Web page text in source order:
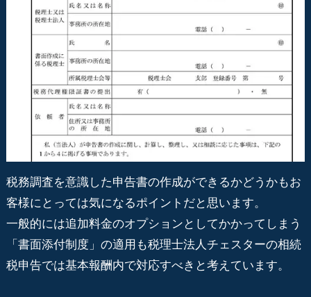
税務調査を意識した申告書の作成ができるかどうかもお
客様にとっては気になるポイントだと思います。
一般的には追加料金のオプションとしてかかってしまう
「書面添付制度」の適用も税理士法人チェスターの相続
税申告では基本報酬内で対応すべきと考えています。